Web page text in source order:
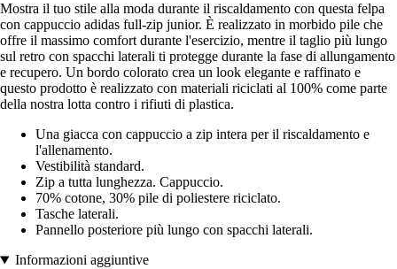
Mostra il tuo stile alla moda durante il riscaldamento con questa felpa
con cappuccio adidas full-zip junior. È realizzato in morbido pile che
offre il massimo comfort durante l'esercizio, mentre il taglio più lungo
sul retro con spacchi laterali ti protegge durante la fase di allungamento
e recupero. Un bordo colorato crea un look elegante e raffinato e
questo prodotto è realizzato con materiali riciclati al 100% come parte
della nostra lotta contro i rifiuti di plastica.
Una giacca con cappuccio a zip intera per il riscaldamento e
l'allenamento.
Vestibilità standard.
Zip a tutta lunghezza. Cappuccio.
70% cotone, 30% pile di poliestere riciclato.
Tasche laterali.
Pannello posteriore più lungo con spacchi laterali.
Informazioni aggiuntive